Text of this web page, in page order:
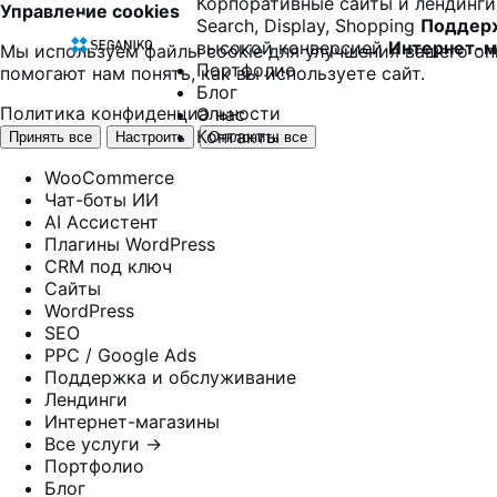
Управление cookies
Мы используем файлы cookie для улучшения вашего
помогают нам понять, как вы используете сайт.
Политика конфиденциальности
Принять все Настроить Отклонить все
Search, Display, Shopping
высокой конверсией Интернет-
Портфолио
Блог
О нас
Контакты
WooCommerce
Чат-боты ИИ
AI Ассистент
Плагины WordPress
CRM под ключ
Сайты
WordPress
SEO
PPC / Google Ads
Поддержка и обслуживание
Лендинги
Интернет-магазины
Все услуги →
Портфолио
Блог